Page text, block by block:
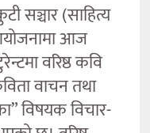
सञ्चार (साहित्य
आज
वरिष्ठ कवि
वाचन तथा
विषयक विचार-